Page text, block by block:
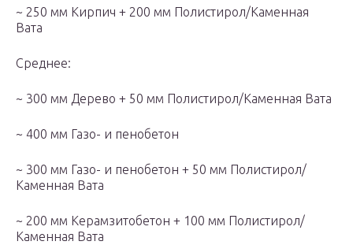
~ 250 мм Кирпич + 200 мм Полистирол/Каменная
Вата
Среднее:
~ 300 мм Дерево + 50 мм Полистирол/Каменная Вата
~ 400 мм Газо- и пенобетон
~ 300 мм Газо- и пенобетон + 50 мм Полистирол/
Каменная Вата
~ 200 мм Керамзитобетон + 100 мм Полистирол/
Каменная Вата